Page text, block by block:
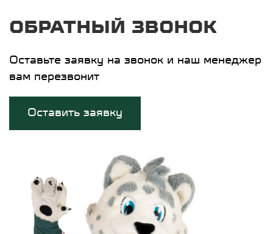
ОБРАТНЫЙ ЗВОНОК
Оставьте заявку на звонок и наш менеджер
вам перезвонит
Оставить заявку